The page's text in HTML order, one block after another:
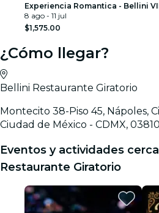
Experiencia Romantica - Bellini
8 ago - 11 jul
$1,575.00
¿Cómo llegar?
Bellini Restaurante Giratorio
Montecito 38-Piso 45, Nápoles,
Ciudad de México - CDMX, 03810
Eventos y actividades
Restaurante Giratorio